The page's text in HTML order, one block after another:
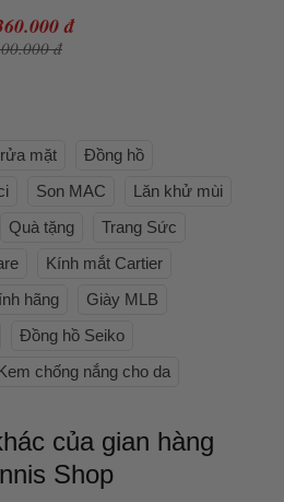
đ
đ
mặt
Đồng hồ
Son MAC
Lăn khử mùi
Quà tặng
Trang Sức
Kính mắt Cartier
hãng
Giày MLB
Đồng hồ Seiko
chống nắng cho da
của gian hàng
Shop